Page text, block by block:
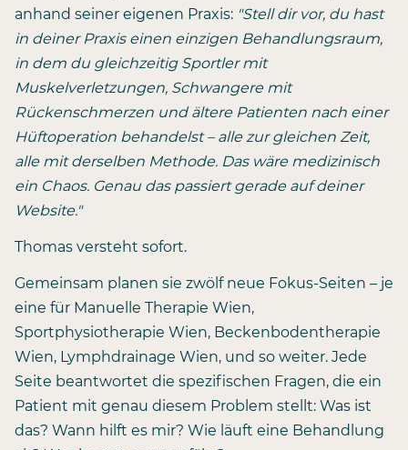
anhand seiner eigenen Praxis: "Stell dir vor, du hast
in deiner Praxis einen einzigen Behandlungsraum,
in dem du gleichzeitig Sportler mit
Muskelverletzungen, Schwangere mit
Rückenschmerzen und ältere Patienten nach einer
Hüftoperation behandelst – alle zur gleichen Zeit,
alle mit derselben Methode. Das wäre medizinisch
ein Chaos. Genau das passiert gerade auf deiner
Website."
Thomas versteht sofort.
Gemeinsam planen sie zwölf neue Fokus-Seiten – je
eine für Manuelle Therapie Wien,
Sportphysiotherapie Wien, Beckenbodentherapie
Wien, Lymphdrainage Wien, und so weiter. Jede
Seite beantwortet die spezifischen Fragen, die ein
Patient mit genau diesem Problem stellt: Was ist
das? Wann hilft es mir? Wie läuft eine Behandlung